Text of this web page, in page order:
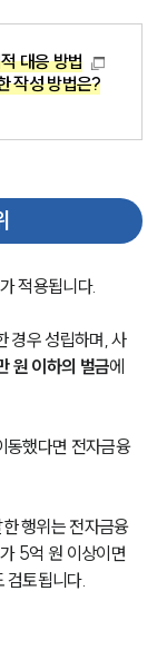
대응 방법
작성 방법은?
적용됩니다.
경우 성립하며, 사
원 이하의 벌금에
동했다면 전자금융
행위는 전자금융
5억 원 이상이면
검토됩니다.